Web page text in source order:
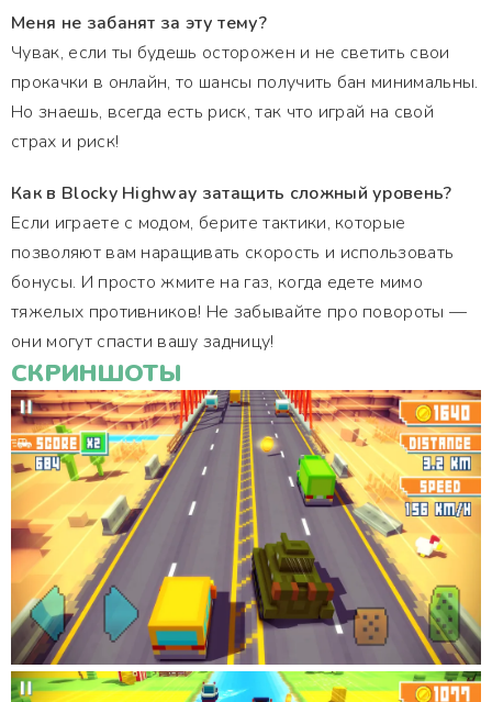
Меня не забанят за эту тему?
Чувак, если ты будешь осторожен и не светить свои
прокачки в онлайн, то шансы получить бан минимальны.
Но знаешь, всегда есть риск, так что играй на свой
страх и риск!
Как в Blocky Highway затащить сложный уровень?
Если играете с модом, берите тактики, которые
позволяют вам наращивать скорость и использовать
бонусы. И просто жмите на газ, когда едете мимо
тяжелых противников! Не забывайте про повороты —
они могут спасти вашу задницу!
СКРИНШОТЫ